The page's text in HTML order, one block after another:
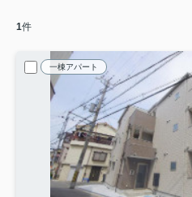
1件
一棟アパート